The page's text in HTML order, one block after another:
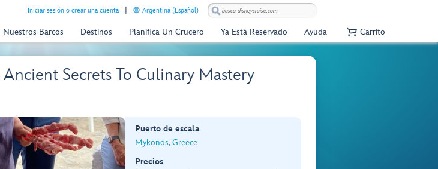
Iniciar sesión o crear una cuenta Argentina (Español)
Nuestros Barcos Destinos Planifica Un Crucero Ya Está Reservado Ayuda Carrito
Secrets To Culinary Mastery
Puerto de escala
Mykonos, Greece
Precios